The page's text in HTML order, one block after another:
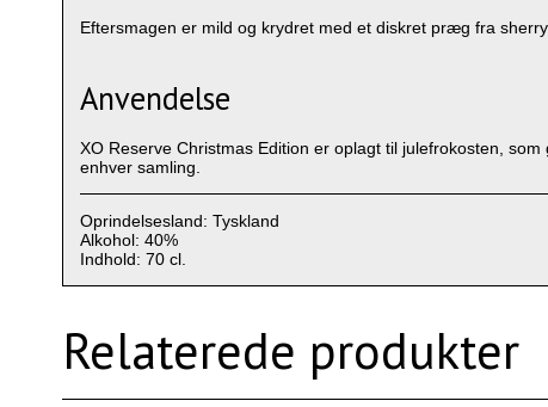
Eftersmagen er mild og krydret med et diskret præg fra
Anvendelse
XO Reserve Christmas Edition er oplagt til julefrokosten,
enhver samling.
Oprindelsesland: Tyskland
Alkohol: 40%
Indhold: 70 cl.
Relaterede produkter